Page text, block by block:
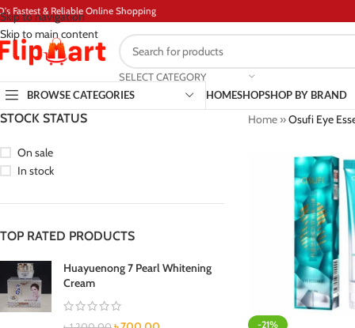
Skip to navigation
Skip to main content
Fastest & Reliable Online Shopping
SELECT CATEGORY
BROWSE CATEGORIES
HOMESHOPSHOP BY BRAND
STOCK STATUS
On sale
In stock
TOP RATED PRODUCTS
Huayuenong 7 Pearl Whitening
Cream
Home»Osufi Eye
-21%